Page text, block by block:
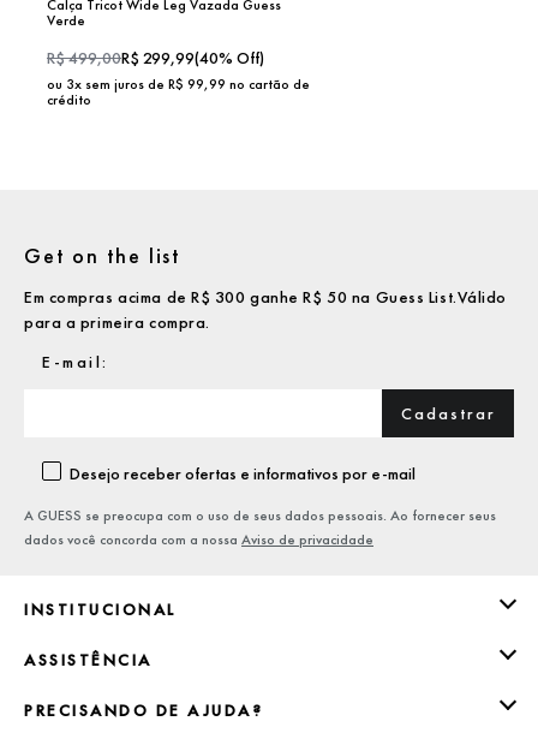
Calça Tricot Wide Leg Vazada Guess
Verde
R$499,00R$ 299,99(40% Off)
ou 3x sem juros de R$ 99,99 no cartão de
crédito
INSTITUCIONAL
ASSISTÊNCIA
PRECISANDO DE AJUDA?
Get on the list
Em compras acima de R$ 300 ganhe R$ 50 na Guess List.Válido
para a primeira compra.
Cadastrar
Desejo receber ofertas e informativos por e-mail
A GUESS se preocupa com o uso de seus dados pessoais. Ao fornecer seus
dados você concorda com a nossa Aviso de privacidade